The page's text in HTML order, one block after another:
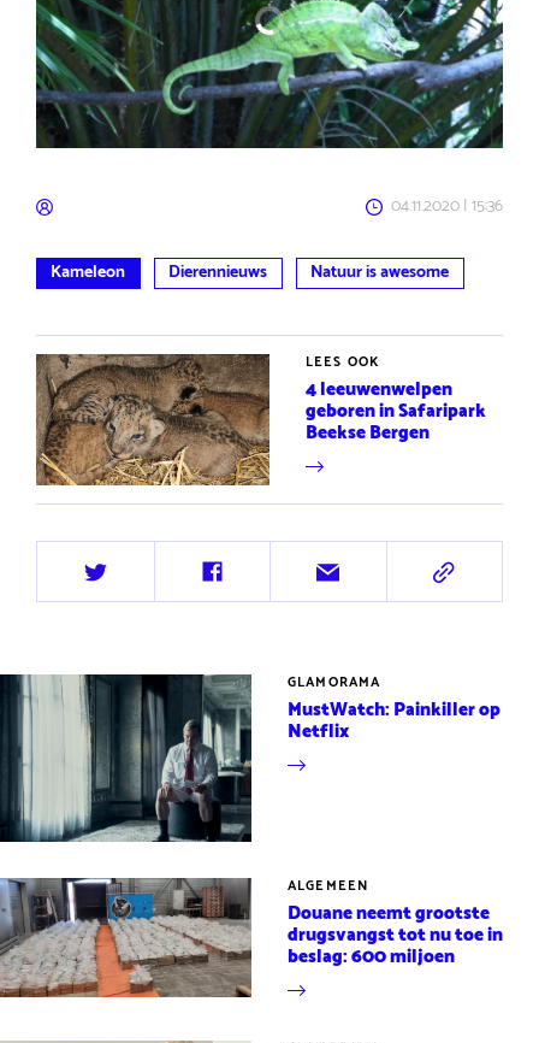
04.11.2020 | 15:36
Kameleon Dierennieuws Natuur is awesome
LEES OOK
4 leeuwenwelpen
geboren in Safaripark
Beekse Bergen
Deel
op
Deel
op
Deel
via
Deel
via
GLAMORAMA
MustWatch: Painkiller op
Netflix
ALGEMEEN
Douane neemt grootste
drugsvangst tot nu toe in
beslag: 600 miljoen